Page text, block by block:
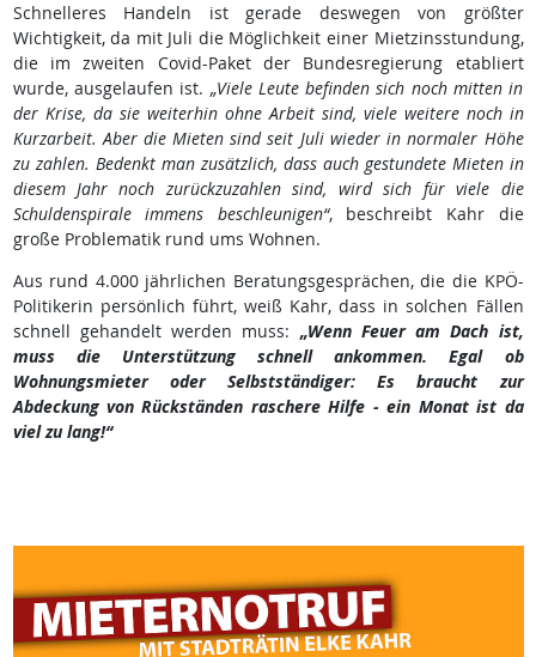
Schnelleres Handeln ist gerade deswegen von größter
Wichtigkeit, da mit Juli die Möglichkeit einer Mietzinsstundung,
die im zweiten Covid-Paket der Bundesregierung etabliert
wurde, ausgelaufen ist. „Viele Leute befinden sich noch mitten in
der Krise, da sie weiterhin ohne Arbeit sind, viele weitere noch in
Kurzarbeit. Aber die Mieten sind seit Juli wieder in normaler Höhe
zu zahlen. Bedenkt man zusätzlich, dass auch gestundete Mieten in
diesem Jahr noch zurückzuzahlen sind, wird sich für viele die
Schuldenspirale immens beschleunigen“, beschreibt Kahr die
große Problematik rund ums Wohnen.
Aus rund 4.000 jährlichen Beratungsgesprächen, die die KPÖ-
Politikerin persönlich führt, weiß Kahr, dass in solchen Fällen
schnell gehandelt werden muss: „Wenn Feuer am Dach ist,
muss die Unterstützung schnell ankommen. Egal ob
Wohnungsmieter oder Selbstständiger: Es braucht zur
Abdeckung von Rückständen raschere Hilfe - ein Monat ist da
viel zu lang!“